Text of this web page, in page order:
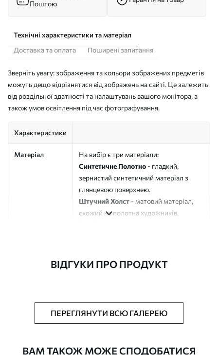
Поштою
Технічні характеристики та матеріал
Доставка та оплата
Поширені запитання
Зверніть увагу: зображення та кольори зображених предметів
можуть дещо відрізнятися від зображень на сайті. Це залежить
від роздільної здатності та налаштувань вашого монітора, а
також умов освітлення під час фотографування.
Характеристики
Матеріал
На вибір є три матеріали:
Синтетичне Полотно - гладкий,
зернистий синтетичний матеріал з
глянцевою поверхнею.
Штучний Холст - матовий матеріал,
схожий на полотна художників.
Додатково Можна додати лакове покриття.
ВІДГУКИ ПРО ПРОДУКТ
ПЕРЕГЛЯНУТИ ВСЮ ГАЛЕРЕЮ
ВАМ ТАКОЖ МОЖЕ СПОДОБАТИСЯ